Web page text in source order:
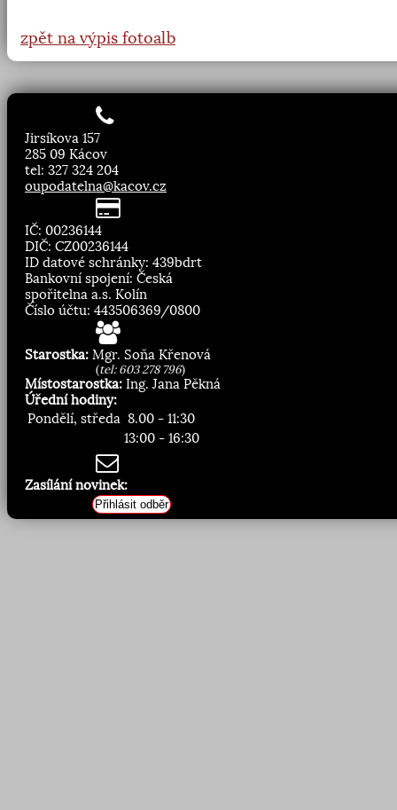
zpět na výpis fotoalb
Jirsíkova 157
285 09 Kácov
tel: 327 324 204
oupodatelna@kacov.cz
IČ: 00236144
DIČ: CZ00236144
ID datové schránky: 439bdrt
Bankovní spojení: Česká
spořitelna a.s. Kolín
Číslo účtu: 443506369/0800
Starostka: Mgr. Soňa Křenová
(tel: 603 278 796)
Místostarostka: Ing. Jana Pěkná
Úřední hodiny:
Pondělí, středa 8.00 - 11:30
13:00 - 16:30
Zasílání novinek:
Přihlásit odběr